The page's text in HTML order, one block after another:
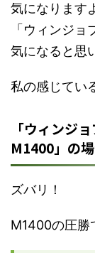
気になります
「ウィンジ
気になると思
私の感じてい
「ウィンジ
M1400」の
ズバリ！
M1400の圧勝